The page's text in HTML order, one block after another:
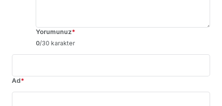
Yorumunuz*
0/30 karakter
Ad*